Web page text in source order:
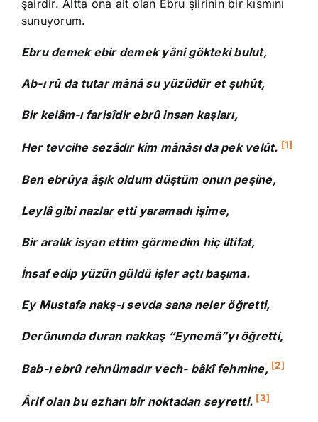
şairdir. Altta ona ait olan Ebru şiirinin bir kısmını
sunuyorum.
Ebru demek ebir demek yâni gökteki bulut,
Ab-ı rû da tutar mânâ su yüzüdür et şuhût,
Bir kelâm-ı farisîdir ebrû insan kaşları,
Her tevcihe sezâdır kim mânâsı da pek velût. [1]
Ben ebrûya âşık oldum düştüm onun peşine,
Leylâ gibi nazlar etti yaramadı işime,
Bir aralık isyan ettim görmedim hiç iltifat,
İnsaf edip yüzün güldü işler açtı başıma.
Ey Mustafa nakş-ı sevda sana neler öğretti,
Derûnunda duran nakkaş “Eynemâ”yı öğretti,
Bab-ı ebrû rehnümadır vech- bâkî fehmine, [2]
Ârif olan bu ezharı bir noktadan seyretti. [3]